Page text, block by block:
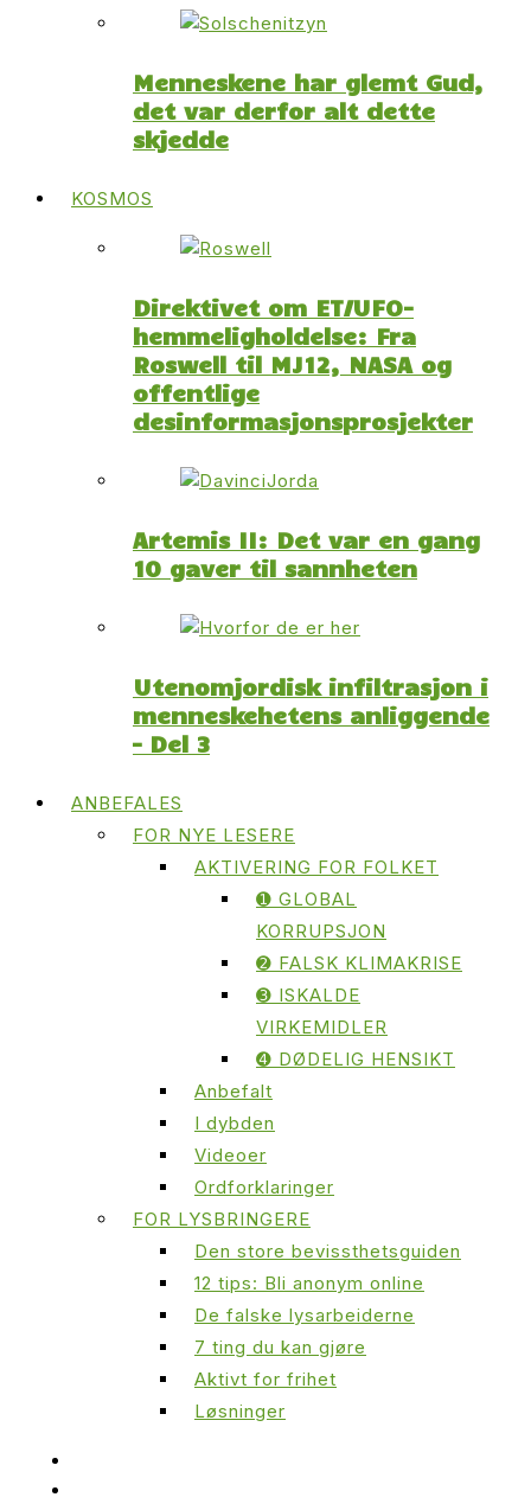
Menneskene har glemt Gud,
det var derfor alt dette
skjedde
KOSMOS
Direktivet om ET/UFO-
hemmeligholdelse: Fra
Roswell til MJ12, NASA og
offentlige
desinformasjonsprosjekter
Artemis II: Det var en gang
10 gaver til sannheten
Utenomjordisk infiltrasjon i
menneskehetens anliggende
– Del 3
ANBEFALES
FOR NYE LESERE
AKTIVERING FOR FOLKET
➊ GLOBAL
KORRUPSJON
➋ FALSK KLIMAKRISE
➌ ISKALDE
VIRKEMIDLER
➍ DØDELIG HENSIKT
Anbefalt
I dybden
Videoer
Ordforklaringer
FOR LYSBRINGERE
Den store bevissthetsguiden
12 tips: Bli anonym online
De falske lysarbeiderne
7 ting du kan gjøre
Aktivt for frihet
Løsninger